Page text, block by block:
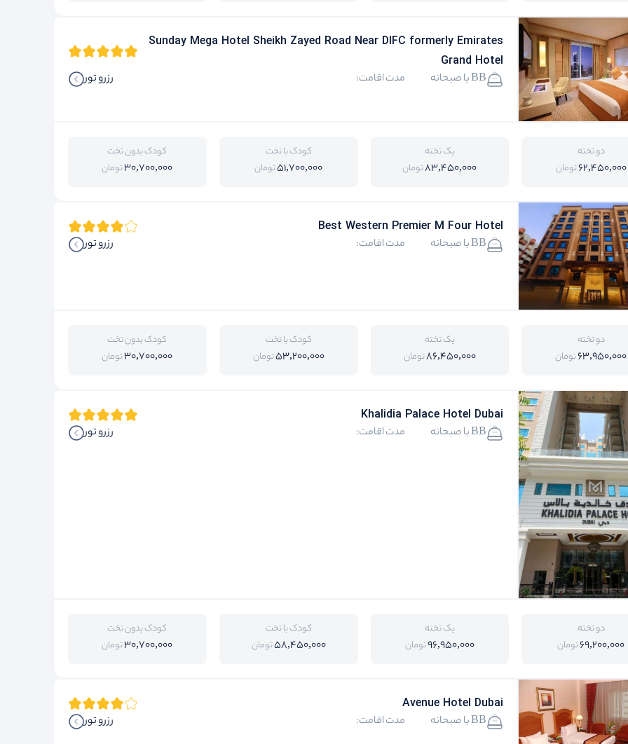
Sunday Mega Hotel Sheikh Zayed Road Near DIFC formerly Emirates
Grand Hotel
BB با صبحانه مدت اقامت: رزرو تور
دو تخته
62,450,000تومان
یک تخته
83,450,000تومان
کودک با تخت
51,700,000تومان
کودک بدون تخت
30,700,000تومان
Best Western Premier M Four Hotel
BB با صبحانه مدت اقامت: رزرو تور
دو تخته
63,950,000تومان
یک تخته
86,450,000تومان
کودک با تخت
53,200,000تومان
کودک بدون تخت
30,700,000تومان
Khalidia Palace Hotel Dubai
BB با صبحانه مدت اقامت: رزرو تور
دو تخته
69,200,000تومان
یک تخته
96,950,000تومان
کودک با تخت
58,450,000تومان
کودک بدون تخت
30,700,000تومان
Avenue Hotel Dubai
BB با صبحانه مدت اقامت: رزرو تور